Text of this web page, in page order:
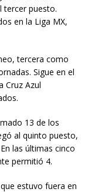
tercer puesto.
en la Liga MX,
tercera como
Sigue en el
Cruz Azul
13 de los
al quinto puesto,
las últimas cinco
permitió 4.
estuvo fuera en